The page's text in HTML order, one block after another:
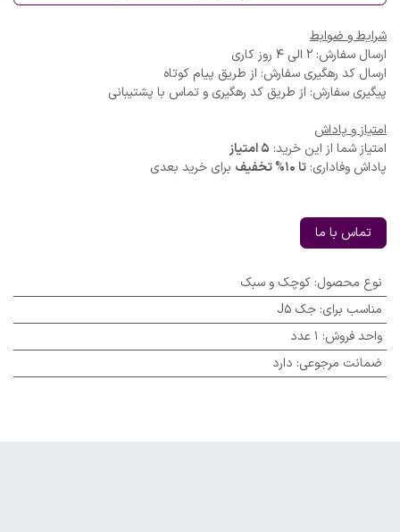
شرایط و ضوابط
ارسال سفارش: 2 الی 4 روز کاری
ارسال کد رهگیری سفارش: از طریق پیام کوتاه
پیگیری سفارش: از طریق کد رهگیری و تماس با پشتیبانی
امتیاز و پاداش
امتیاز شما از این خرید: 5 امتیاز
پاداش وفاداری: تا 10% تخفیف برای خرید بعدی
تماس با ما
نوع محصول: کوچک و سبک
مناسب برای: جک J5
واحد فروش: 1 عدد
ضمانت مرجوعی: دارد